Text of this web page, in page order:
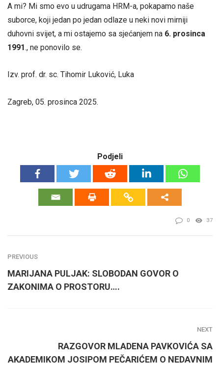
A mi? Mi smo evo u udrugama HRM-a, pokapamo naše
suborce, koji jedan po jedan odlaze u neki novi mirniji
duhovni svijet, a mi ostajemo sa sjećanjem na 6. prosinca
1991., ne ponovilo se.
Izv. prof. dr. sc. Tihomir Luković, Luka
Zagreb, 05. prosinca 2025.
Podjeli
0 37
PREVIOUS
MARIJANA PULJAK: SLOBODAN GOVOR O
ZAKONIMA O PROSTORU….
NEXT
RAZGOVOR MLADENA PAVKOVIĆA SA
AKADEMIKOM JOSIPOM PEČARIĆEM O NEDAVNIM